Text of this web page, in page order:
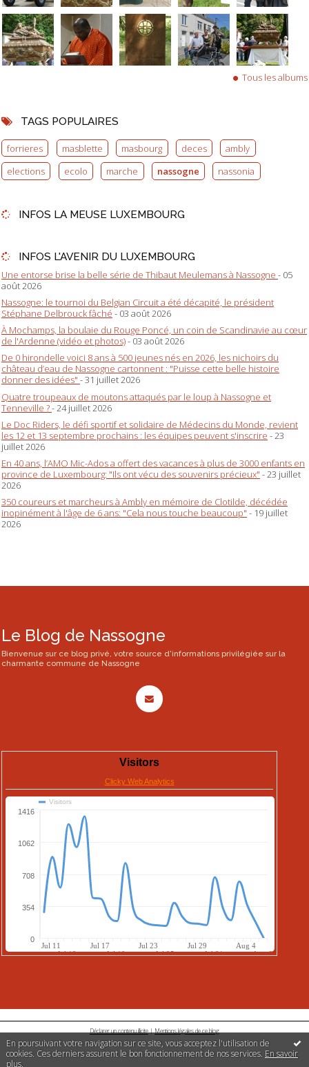
En poursuivant votre navigation sur ce site, vous acceptez l'utilisation de
cookies. Ces derniers assurent le bon fonctionnement de nos services. En savoir
plus.
Tous les albums
TAGS POPULAIRES
forrieres masblette masbourg deces
ambly
elections
ecolo marche nassogne nassonia
INFOS LA MEUSE LUXEMBOURG
INFOS L'AVENIR DU LUXEMBOURG
Une entorse brise la belle série de Thibaut Meulemans à Nassogne - 05
août 2026
Nassogne: le tournoi du Belgian Circuit a été décapité, le président
Stéphane Delbrouck fâché - 03 août 2026
À Mochamps, la boulaie du Rouge Poncé, un coin de Scandinavie au cœur
de l'Ardenne (vidéo et photos)- 03 août 2026
De 0 hirondelle voici 8 ans à 500 jeunes nés en 2026, les nichoirs du
château d’eau de Nassogne cartonnent : "Puisse cette belle histoire
donner des idées" - 31 juillet 2026
Quatre troupeaux de moutons attaqués par le loup à Nassogne et
Tenneville ?- 24 juillet 2026
Le Doc Riders, le défi sportif et solidaire de Médecins du Monde, revient
les 12 et 13 septembre prochains : les équipes peuvent s'inscrire - 23
juillet 2026
En 40 ans, l’AMO Mic-Ados a offert des vacances à plus de 3000 enfants en
province de Luxembourg: "Ils ont vécu des souvenirs précieux" - 23 juillet
2026
350 coureurs et marcheurs à Ambly en mémoire de Clotilde, décédée
inopinément à l'âge de 6 ans: "Cela nous touche beaucoup" - 19 juillet
2026
Le Blog de Nassogne
Bienvenue sur ce blog privé, votre source d'informations privilégiée sur la
charmante commune de Nassogne
Déclarer un contenu illicite | Mentions légales de ce blog